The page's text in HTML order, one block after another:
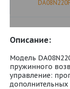
Описание:
Модель
пружинного
управление: